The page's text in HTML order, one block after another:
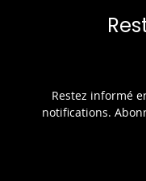
Restez informé
notifications.